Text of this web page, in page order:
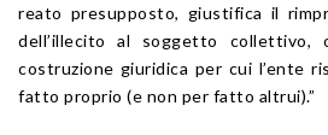
reato presupposto, giustifica il
dell’illecito al soggetto collettivo,
costruzione giuridica per cui l’ente
fatto proprio (e non per fatto altrui).”